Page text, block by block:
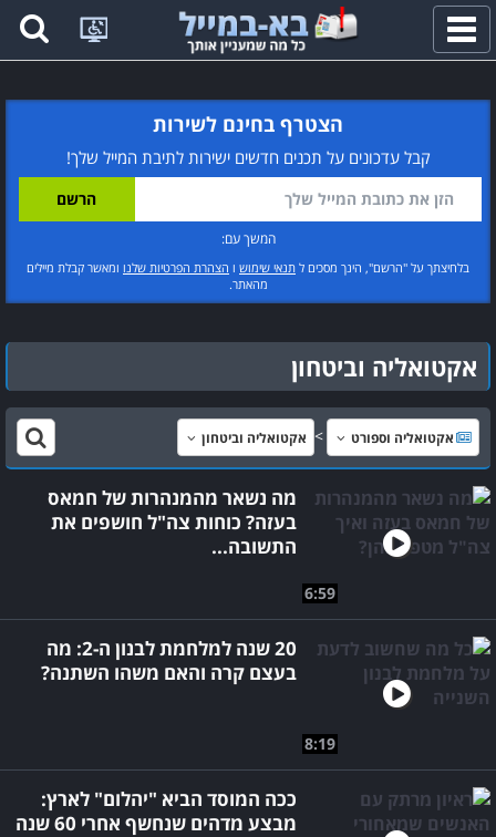
פתח
תפריט
הצטרף בחינם לשירות
קבל עדכונים על תכנים חדשים ישירות לתיבת המייל שלך!
המשך עם:
בלחיצתך על "הרשם", הינך מסכים ל תנאי שימוש ו הצהרת הפרטיות שלנו ומאשר קבלת מיילים
מהאתר.
אקטואליה וביטחון
אקטואליה וספורט אקטואליה וביטחון
6:59
מה נשאר מהמנהרות של חמאס
בעזה? כוחות צה"ל חושפים את
התשובה...
8:19
20 שנה למלחמת לבנון ה-2: מה
בעצם קרה והאם משהו השתנה?
ככה המוסד הביא "יהלום" לארץ:
מבצע מדהים שנחשף אחרי 60 שנה